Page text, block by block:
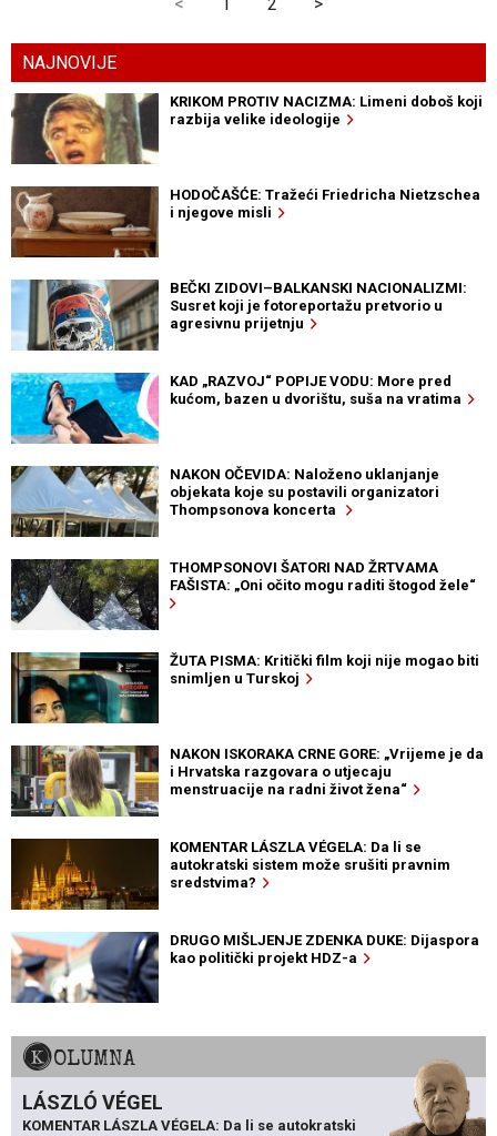
< 1 2 >
NAJNOVIJE
KRIKOM PROTIV NACIZMA: Limeni doboš koji
razbija velike ideologije
HODOČAŠĆE: Tražeći Friedricha Nietzschea
i njegove misli
BEČKI ZIDOVI–BALKANSKI NACIONALIZMI:
Susret koji je fotoreportažu pretvorio u
agresivnu prijetnju
KAD „RAZVOJ“ POPIJE VODU: More pred
kućom, bazen u dvorištu, suša na vratima
NAKON OČEVIDA: Naloženo uklanjanje
objekata koje su postavili organizatori
Thompsonova koncerta
THOMPSONOVI ŠATORI NAD ŽRTVAMA
FAŠISTA: „Oni očito mogu raditi štogod žele“
ŽUTA PISMA: Kritički film koji nije mogao biti
snimljen u Turskoj
NAKON ISKORAKA CRNE GORE: „Vrijeme je da
i Hrvatska razgovara o utjecaju
menstruacije na radni život žena“
KOMENTAR LÁSZLA VÉGELA: Da li se
autokratski sistem može srušiti pravnim
sredstvima?
DRUGO MIŠLJENJE ZDENKA DUKE: Dijaspora
kao politički projekt HDZ-a
KOLUMNA
LÁSZLÓ VÉGEL
KOMENTAR LÁSZLA VÉGELA: Da li se autokratski